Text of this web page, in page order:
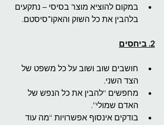
במקום להוציא מוצר בסיסי – נתקעים
בלהבין את כל השוק והאקו־סיסטם.
2. ביחסים
חושבים שוב ושוב על כל משפט של
הצד השני.
מחפשים “להבין את כל הנפש של
האדם שמולי”.
בודקים אינסוף אפשרויות “מה עוד